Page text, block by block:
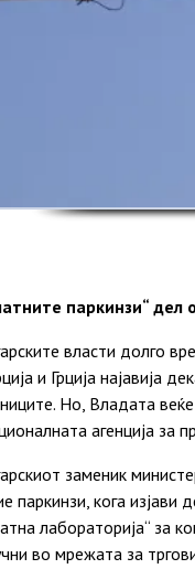
паркинзи“ дел
власти долго
и Грција најавија
Но, Владата
агенција за
заменик
паркинзи, кога изјави
лабораторија“ за
во мрежата за